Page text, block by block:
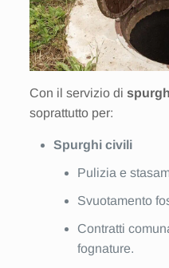
Con il servizio di
soprattutto per:
Spurghi civili
Pulizia e
Svuotamento
Contratti
fognature.